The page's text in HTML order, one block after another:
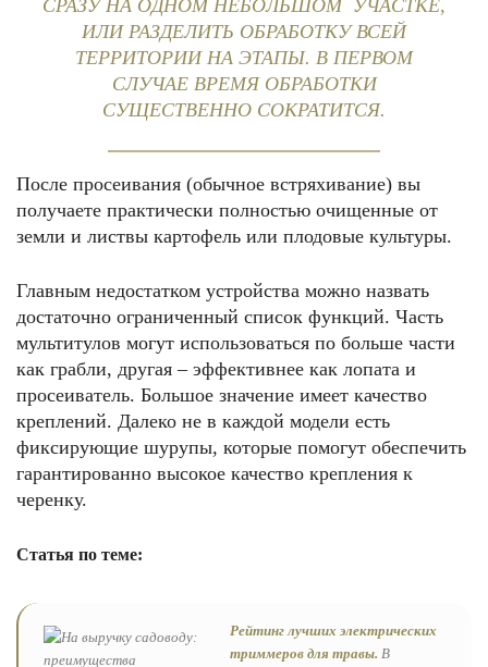
СРАЗУ НА ОДНОМ НЕБОЛЬШОМ УЧАСТКЕ,
ИЛИ РАЗДЕЛИТЬ ОБРАБОТКУ ВСЕЙ
ТЕРРИТОРИИ НА ЭТАПЫ. В ПЕРВОМ
СЛУЧАЕ ВРЕМЯ ОБРАБОТКИ
СУЩЕСТВЕННО СОКРАТИТСЯ.
После просеивания (обычное встряхивание) вы
получаете практически полностью очищенные от
земли и листвы картофель или плодовые культуры.
Главным недостатком устройства можно назвать
достаточно ограниченный список функций. Часть
мультитулов могут использоваться по больше части
как грабли, другая – эффективнее как лопата и
просеиватель. Большое значение имеет качество
креплений. Далеко не в каждой модели есть
фиксирующие шурупы, которые помогут обеспечить
гарантированно высокое качество крепления к
черенку.
Статья по теме:
Рейтинг лучших электрических
триммеров для травы. В